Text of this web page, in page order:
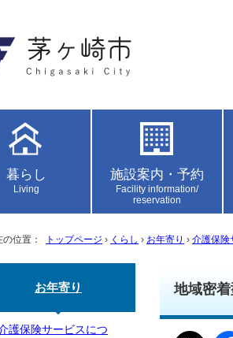
暮らし
Living
施設案内・予約
Facility information/
reservation
の位置： トップページ › くらし › お年寄り › 介護保険
地域密
お年寄り
護保険サービスにつ